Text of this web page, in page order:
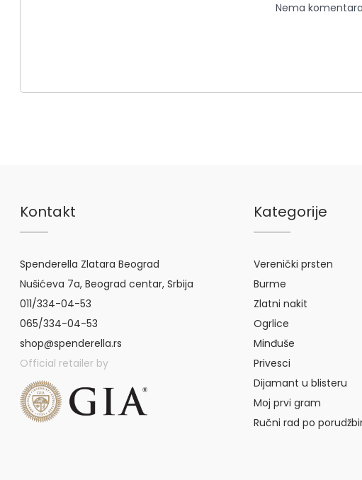
Nema
Kontakt
Spenderella Zlatara Beograd
Nušićeva 7a, Beograd centar, Srbija
011/334-04-53
065/334-04-53
shop@spenderella.rs
Official retailer by
Kategorije
Verenički prsten
Burme
Zlatni nakit
Ogrlice
Minđuše
Privesci
Dijamant u blisteru
Moj prvi gram
Ručni rad po